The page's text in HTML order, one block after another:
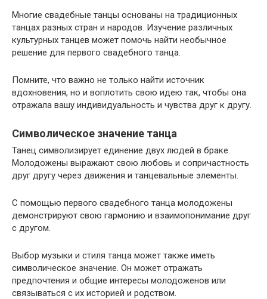
Многие свадебные танцы основаны на традиционных
танцах разных стран и народов. Изучение различных
культурных танцев может помочь найти необычное
решение для первого свадебного танца.
Помните, что важно не только найти источник
вдохновения, но и воплотить свою идею так, чтобы она
отражала вашу индивидуальность и чувства друг к другу.
Символическое значение танца
Танец символизирует единение двух людей в браке.
Молодожены выражают свою любовь и сопричастность
друг другу через движения и танцевальные элементы.
С помощью первого свадебного танца молодожены
демонстрируют свою гармонию и взаимопонимание друг
с другом.
Выбор музыки и стиля танца может также иметь
символическое значение. Он может отражать
предпочтения и общие интересы молодоженов или
связываться с их историей и родством.